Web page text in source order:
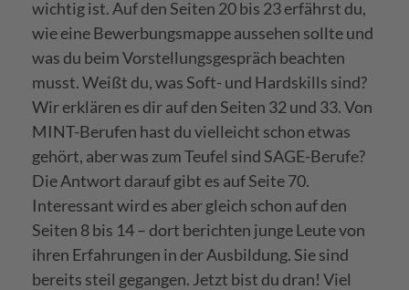
wichtig ist. Auf den Seiten 20 bis 23 erfährst du,
wie eine Bewerbungsmappe aussehen sollte und
was du beim Vorstellungsgespräch beachten
musst. Weißt du, was Soft- und Hardskills sind?
Wir erklären es dir auf den Seiten 32 und 33. Von
MINT-Berufen hast du vielleicht schon etwas
gehört, aber was zum Teufel sind SAGE-Berufe?
Die Antwort darauf gibt es auf Seite 70.
Interessant wird es aber gleich schon auf den
Seiten 8 bis 14 – dort berichten junge Leute von
ihren Erfahrungen in der Ausbildung. Sie sind
bereits steil gegangen. Jetzt bist du dran! Viel